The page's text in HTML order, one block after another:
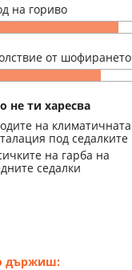
на гориво
от шофирането
не ти харесва
на климатичната
под седалките
на гарба на
седалки
държиш: